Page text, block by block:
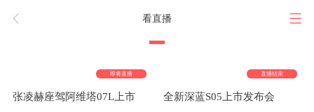
看直播
即将直播
张凌赫座驾阿维塔07L上市
直播结束
全新深蓝S05上市发布会